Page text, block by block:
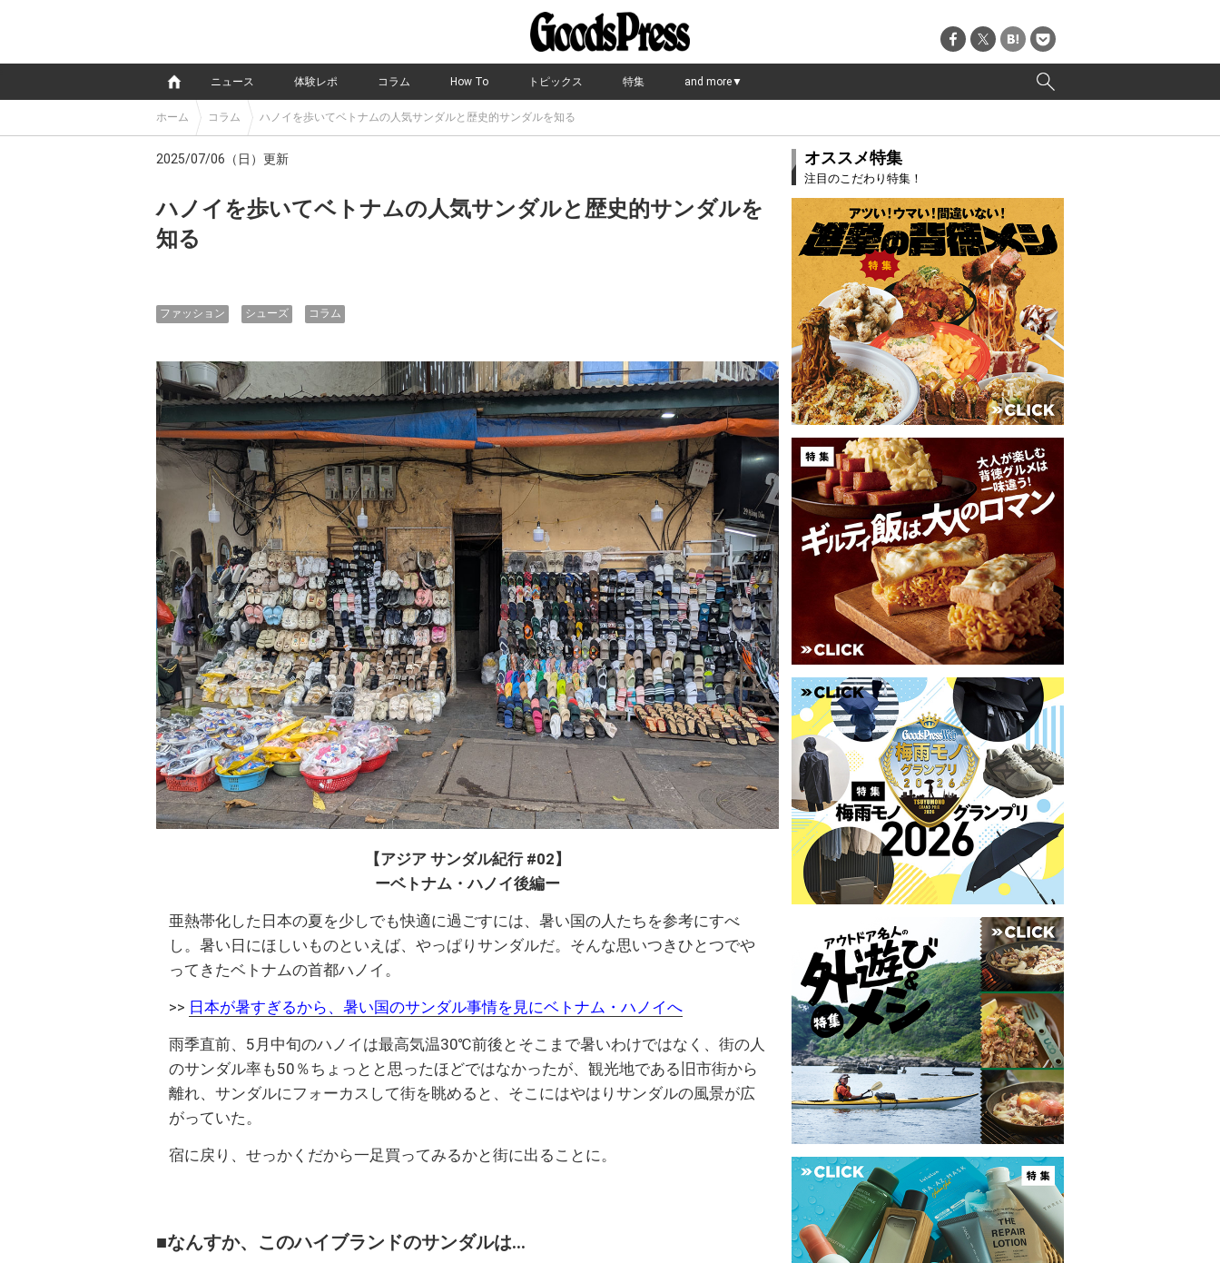
ニュース 体験レポ コラム How To トピックス 特集 and more▼
ホーム コラム ハノイを歩いてベトナムの人気サンダルと歴史的サンダルを知る
2025/07/06（日）更新
ハノイを歩いてベトナムの人気サンダルと歴史的サンダルを
知る
ファッション シューズ コラム
【アジア サンダル紀行 #02】
ーベトナム・ハノイ後編ー
亜熱帯化した日本の夏を少しでも快適に過ごすには、暑い国の人たちを参考にすべ
し。暑い日にほしいものといえば、やっぱりサンダルだ。そんな思いつきひとつでや
ってきたベトナムの首都ハノイ。
>> 日本が暑すぎるから、暑い国のサンダル事情を見にベトナム・ハノイへ
雨季直前、5月中旬のハノイは最高気温30℃前後とそこまで暑いわけではなく、街の人
のサンダル率も50％ちょっとと思ったほどではなかったが、観光地である旧市街から
離れ、サンダルにフォーカスして街を眺めると、そこにはやはりサンダルの風景が広
がっていた。
宿に戻り、せっかくだから一足買ってみるかと街に出ることに。
■なんすか、このハイブランドのサンダルは…
オススメ特集
注目のこだわり特集！